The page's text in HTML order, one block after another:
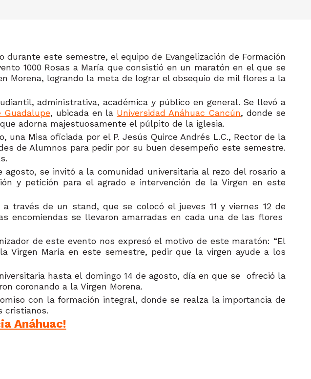
este semestre, el equipo de Evangelización de Formación
1000 Rosas a María que consistió en un maratón en el que se
Morena, logrando la meta de lograr el obsequio de mil flores a la
administrativa, académica y público en general. Se llevó a
Guadalupe, ubicada en la Universidad Anáhuac Cancún, donde se
adorna majestuosamente el púlpito de la iglesia.
Misa oficiada por el P. Jesús Quirce Andrés L.C., Rector de la
de Alumnos para pedir por su buen desempeño este semestre.
se invitó a la comunidad universitaria al rezo del rosario a
y petición para el agrado e intervención de la Virgen en este
través de un stand, que se colocó el jueves 11 y viernes 12 de
encomiendas se llevaron amarradas en cada una de las flores
de este evento nos expresó el motivo de este maratón: “El
Virgen María en este semestre, pedir que la virgen ayude a los
hasta el domingo 14 de agosto, día en que se ofreció la
coronando a la Virgen Morena.
con la formación integral, donde se realza la importancia de
cristianos.
Anáhuac!